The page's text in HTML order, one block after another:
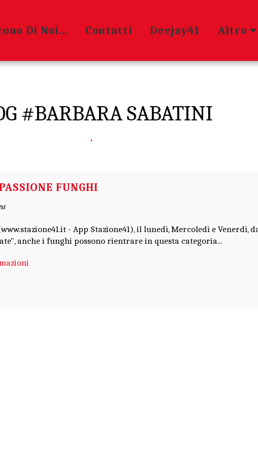
Di Noi... Contatti Deejay41 Altro
#BARBARA SABATINI
FUNGHI
- App Stazione41), il lunedì, Mercoledì e Venerdì,
anche i funghi possono rientrare in questa categoria...